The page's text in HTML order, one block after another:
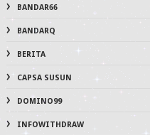
BANDAR66
BANDARQ
BERITA
CAPSA SUSUN
DOMINO99
INFOWITHDRAW